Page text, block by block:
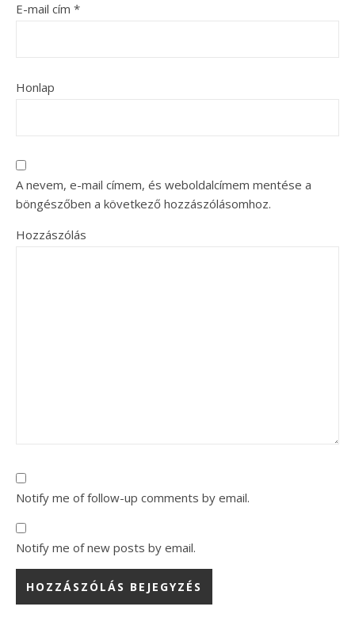
E-mail cím *
Honlap
A nevem, e-mail címem, és weboldalcímem mentése a
böngészőben a következő hozzászólásomhoz.
Hozzászólás
Notify me of follow-up comments by email.
Notify me of new posts by email.